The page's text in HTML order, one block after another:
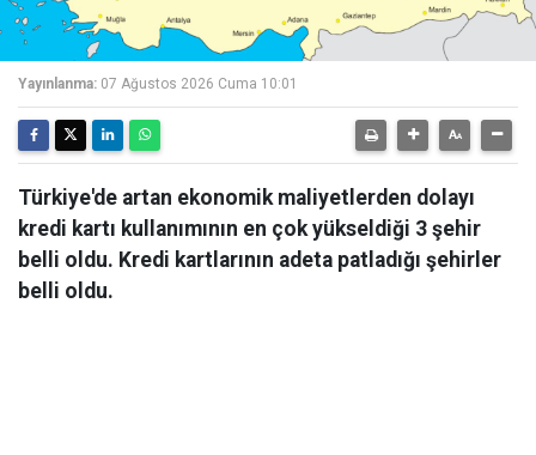
Yayınlanma: 07 Ağustos 2026 Cuma 10:01
Türkiye'de artan ekonomik maliyetlerden dolayı
kredi kartı kullanımının en çok yükseldiği 3 şehir
belli oldu. Kredi kartlarının adeta patladığı şehirler
belli oldu.